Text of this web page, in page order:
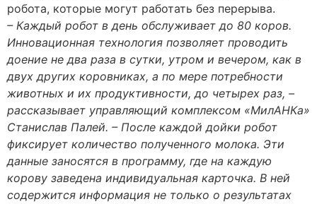
робота, которые могут работать без перерыва.
– Каждый робот в день обслуживает до 80 коров.
Инновационная технология позволяет проводить
доение не два раза в сутки, утром и вечером, как в
двух других коровниках, а по мере потребности
животных и их продуктивности, до четырех раз, –
рассказывает управляющий комплексом «МилАНКа»
Станислав Палей. – После каждой дойки робот
фиксирует количество полученного молока. Эти
данные заносятся в программу, где на каждую
корову заведена индивидуальная карточка. В ней
содержится информация не только о результатах